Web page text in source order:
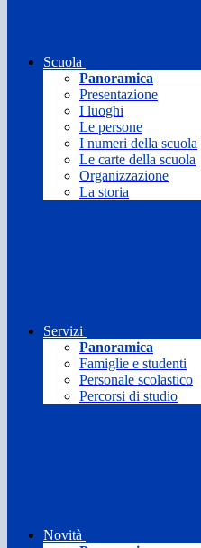
Scuola
Panoramica
Presentazione
I luoghi
Le persone
I numeri della scuola
Le carte della scuola
Organizzazione
La storia
Servizi
Panoramica
Famiglie e studenti
Personale scolastico
Percorsi di studio
Novità